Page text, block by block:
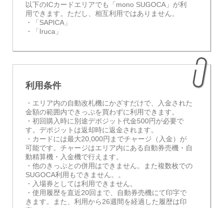
以下のICカードエリアでも「mono SUGOCA」が利
用できます。ただし、相互利用ではありません。
・「SAPICA」
・「Iruca」
利用条件
・エリア内の自動改札機にかざすだけで、入金された
金額の範囲内できっぷを買わずに利用できます。
・初回購入時に別途デポジット代金500円が必要で
す。デポジットは返却時に返金されます。
・カードには最大20,000円までチャージ（入金）が
可能です。チャージはエリア内にある自動券売機・自
動精算機・入金機で行えます。
・他のきっぷとの併用はできません。また複数枚での
SUGOCA利用もできません。。
・入場券としては利用できません。
・使用履歴を直近20回まで、自動券売機にて印字で
きます。また、利用から26週間を経過した履歴は印